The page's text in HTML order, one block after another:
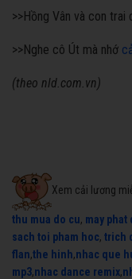
>>Hồng Vân và con
>>Nghe cô Út mà nhớ
(theo nld.com.vn)
Xem cải lương
thu mua do cu, may phat
sach toi pham hoc, trich
flan,the hinh,nhac que
mp3,nhac dance remix,